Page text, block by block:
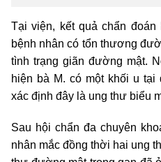
Tại viện, kết quả chẩn
bệnh nhân có tổn thương
tình trạng giãn đường mật.
hiện bà M. có một khối u tại
xác định đây là ung thư biểu
Sau hội chẩn đa chuyên
nhân mắc đồng thời hai ung